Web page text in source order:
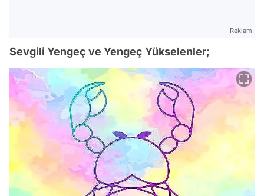
Reklam
Sevgili Yengeç ve Yengeç Yükselenler;